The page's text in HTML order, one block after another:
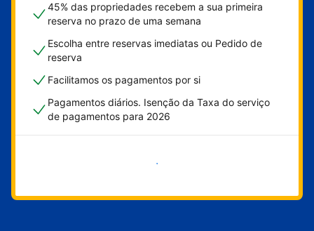
45% das propriedades recebem a sua primeira
reserva no prazo de uma semana
Escolha entre reservas imediatas ou Pedido de
reserva
Facilitamos os pagamentos por si
Pagamentos diários. Isenção da Taxa do serviço
de pagamentos para 2026
Comece já